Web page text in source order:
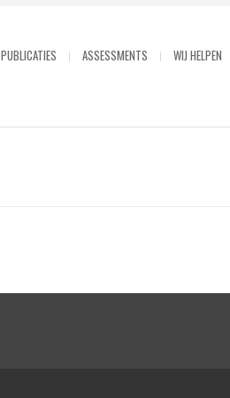
PUBLICATIES ASSESSMENTS WIJ HELPEN